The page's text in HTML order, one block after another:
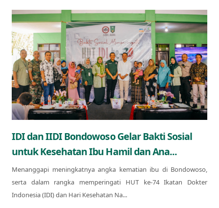
IDI dan IIDI Bondowoso Gelar Bakti Sosial
untuk Kesehatan Ibu Hamil dan Ana...
Menanggapi meningkatnya angka kematian ibu di Bondowoso,
serta dalam rangka memperingati HUT ke-74 Ikatan Dokter
Indonesia (IDI) dan Hari Kesehatan Na...